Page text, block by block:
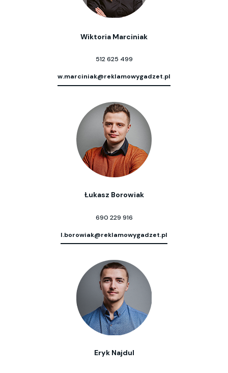
Wiktoria Marciniak
512 625 499
w.marciniak@reklamowygadzet.pl
Łukasz Borowiak
690 229 916
l.borowiak@reklamowygadzet.pl
Eryk Najdul